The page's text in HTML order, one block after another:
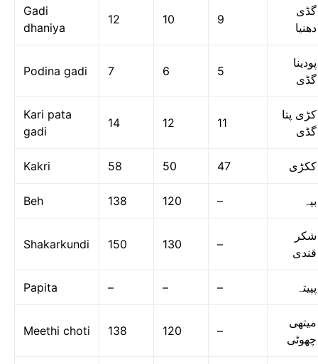
Gadi
dhaniya
12 10 9
گڈی
دھنیا
Podina gadi 7 6 5
پودینا
گڈی
Kari pata
gadi
14 12 11
کڑی پتا
گڈی
Kakri 58 50 47 ککڑی
Beh 138 120 – بیہ
Shakarkundi 150 130 –
شکر
قندی
Papita – – – پپیتہ
Meethi choti 138 120 –
میتھی
چھوٹی